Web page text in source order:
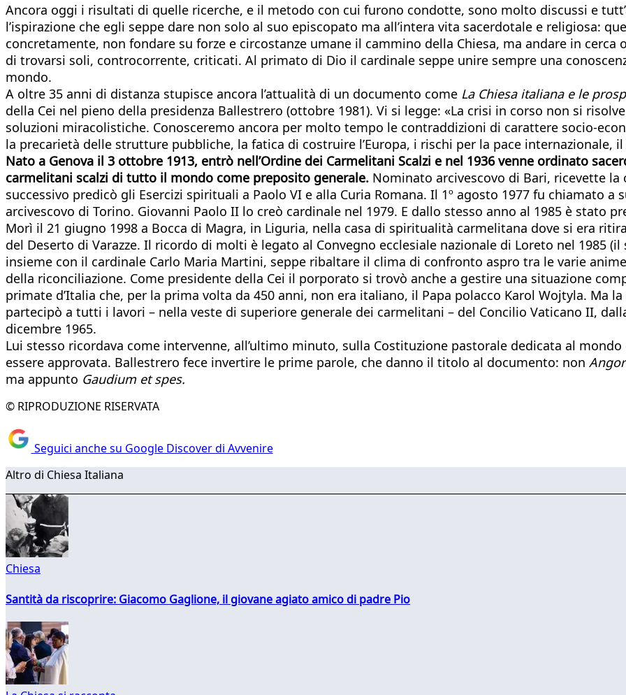
Ancora oggi i risultati di quelle ricerche, e il metodo con cui furono condotte, sono molto discussi e
l’ispirazione che egli seppe dare non solo al suo episcopato ma all’intera vita sacerdotale e religiosa:
concretamente, non fondare su forze e circostanze umane il cammino della Chiesa, ma andare in
di trovarsi soli, controcorrente, criticati. Al primato di Dio il cardinale seppe unire sempre una
mondo.
A oltre 35 anni di distanza stupisce ancora l’attualità di un documento come La Chiesa italiana e le
della Cei nel pieno della presidenza Ballestrero (ottobre 1981). Vi si legge: «La crisi in corso non si
soluzioni miracolistiche. Conosceremo ancora per molto tempo le contraddizioni di carattere socio-
la precarietà delle strutture pubbliche, la fatica di costruire l’Europa, i rischi per la pace internazionale,
Nato a Genova il 3 ottobre 1913, entrò nell’Ordine dei Carmelitani Scalzi e nel 1936 venne ordinato
carmelitani scalzi di tutto il mondo come preposito generale. Nominato arcivescovo di Bari, ricevette la
successivo predicò gli Esercizi spirituali a Paolo VI e alla Curia Romana. Il 1º agosto 1977 fu chiamato
arcivescovo di Torino. Giovanni Paolo II lo creò cardinale nel 1979. E dallo stesso anno al 1985 è stato
Morì il 21 giugno 1998 a Bocca di Magra, in Liguria, nella casa di spiritualità carmelitana dove si era
del Deserto di Varazze. Il ricordo di molti è legato al Convegno ecclesiale nazionale di Loreto nel 1985
insieme con il cardinale Carlo Maria Martini, seppe ribaltare il clima di confronto aspro tra le varie
della riconciliazione. Come presidente della Cei il porporato si trovò anche a gestire una situazione
primate d’Italia che, per la prima volta da 450 anni, non era italiano, il Papa polacco Karol Wojtyla. Ma
partecipò a tutti i lavori – nella veste di superiore generale dei carmelitani – del Concilio Vaticano II,
dicembre 1965.
Lui stesso ricordava come intervenne, all’ultimo minuto, sulla Costituzione pastorale dedicata al
essere approvata. Ballestrero fece invertire le prime parole, che danno il titolo al documento: non
ma appunto Gaudium et spes.
© RIPRODUZIONE RISERVATA
Seguici anche su Google Discover di Avvenire
Altro di Chiesa Italiana
Chiesa
Santità da riscoprire: Giacomo Gaglione, il giovane agiato amico di padre Pio